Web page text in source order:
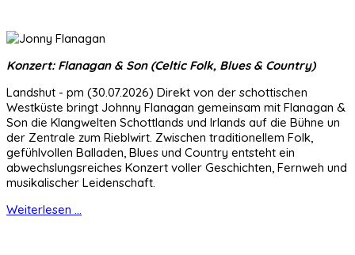
Konzert: Flanagan & Son (Celtic Folk, Blues & Country)
Landshut - pm (30.07.2026) Direkt von der schottischen
Westküste bringt Johnny Flanagan gemeinsam mit Flanagan &
Son die Klangwelten Schottlands und Irlands auf die Bühne un
der Zentrale zum Rieblwirt. Zwischen traditionellem Folk,
gefühlvollen Balladen, Blues und Country entsteht ein
abwechslungsreiches Konzert voller Geschichten, Fernweh und
musikalischer Leidenschaft.
Weiterlesen ...